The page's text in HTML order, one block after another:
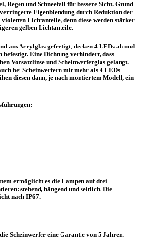
Regen und Schneefall für bessere Sicht. Grund
Eigenblendung durch Reduktion der
Lichtanteile, denn diese werden stärker
gelben Lichtanteile.
aus Acrylglas gefertigt, decken 4 LEDs ab und
Eine Dichtung verhindert, dass
Vorsatzlinse und Scheinwerferglas gelangt.
bei Scheinwerfern mit mehr als 4 LEDs
diesen dann, je nach montiertem Modell, ein
ermöglicht es die Lampen auf drei
stehend, hängend und seitlich. Die
nach IP67.
Scheinwerfer eine Garantie von 5 Jahren.